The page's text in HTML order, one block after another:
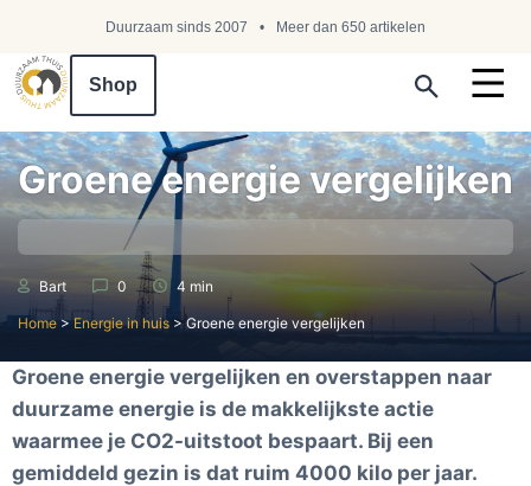
Duurzaam sinds 2007 Meer dan 650 artikelen
Shop
Groene energie vergelijken
Bart 0 4 min
Home >Energie in huis > Groene energie vergelijken
Groene energie vergelijken en overstappen naar
duurzame energie is de makkelijkste actie
waarmee je CO2-uitstoot bespaart. Bij een
gemiddeld gezin is dat ruim 4000 kilo per jaar.